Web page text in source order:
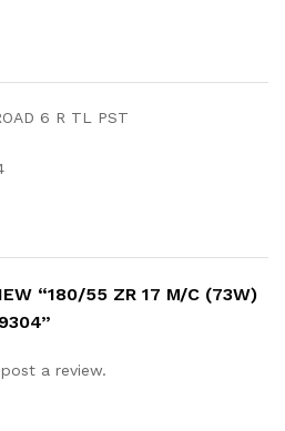
6 R TL PST
“180/55 ZR 17 M/C (73W)
a review.